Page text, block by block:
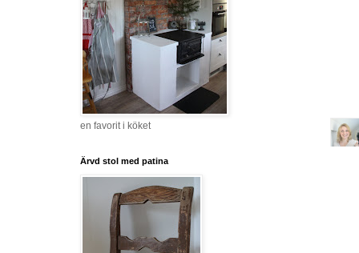
en favorit i köket
Ärvd stol med patina